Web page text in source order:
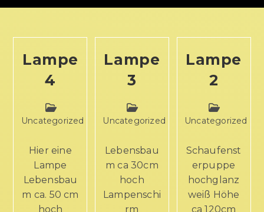
Lampe
4
Uncategorized
Hier eine
Lampe
Lebensbau
m ca. 50 cm
hoch
Lampe
3
Uncategorized
Lebensbau
m ca 30cm
hoch
Lampenschi
rm
Lampe
2
Uncategorized
Schaufenst
erpuppe
hochglanz
weiß Höhe
ca 120cm